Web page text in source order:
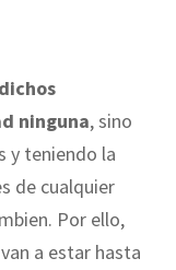
dichos
ninguna, sino
y teniendo la
de cualquier
Por ello,
a estar hasta